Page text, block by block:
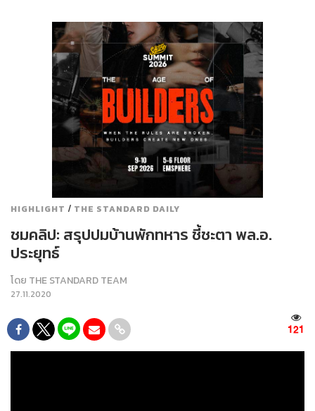
HIGHLIGHT / THE STANDARD DAILY
ชมคลิป: สรุปปมบ้านพักทหาร ชี้ชะตา พล.อ.
ประยุทธ์
โดย THE STANDARD TEAM
27.11.2020
121